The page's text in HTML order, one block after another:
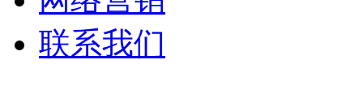
联系我们